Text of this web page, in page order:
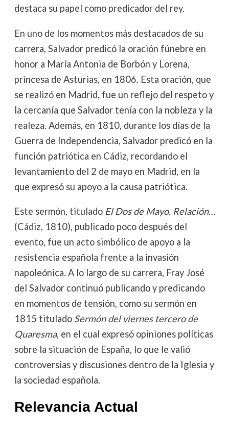
destaca su papel como predicador del rey.
En uno de los momentos más destacados de su
carrera, Salvador predicó la oración fúnebre en
honor a María Antonia de Borbón y Lorena,
princesa de Asturias, en 1806. Esta oración, que
se realizó en Madrid, fue un reflejo del respeto y
la cercanía que Salvador tenía con la nobleza y la
realeza. Además, en 1810, durante los días de la
Guerra de Independencia, Salvador predicó en la
función patriótica en Cádiz, recordando el
levantamiento del 2 de mayo en Madrid, en la
que expresó su apoyo a la causa patriótica.
Este sermón, titulado El Dos de Mayo. Relación…
(Cádiz, 1810), publicado poco después del
evento, fue un acto simbólico de apoyo a la
resistencia española frente a la invasión
napoleónica. A lo largo de su carrera, Fray José
del Salvador continuó publicando y predicando
en momentos de tensión, como su sermón en
1815 titulado Sermón del viernes tercero de
Quaresma, en el cual expresó opiniones políticas
sobre la situación de España, lo que le valió
controversias y discusiones dentro de la Iglesia y
la sociedad española.
Relevancia Actual